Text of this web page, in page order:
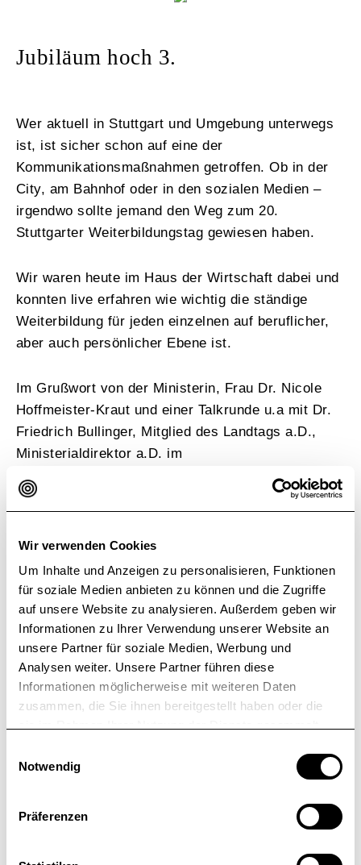
Wir verwenden Cookies
Um Inhalte und Anzeigen zu personalisieren, Funktionen
für soziale Medien anbieten zu können und die Zugriffe
auf unsere Website zu analysieren. Außerdem geben wir
Informationen zu Ihrer Verwendung unserer Website an
unsere Partner für soziale Medien, Werbung und
Analysen weiter. Unsere Partner führen diese
Informationen möglicherweise mit weiteren Daten
zusammen, die Sie ihnen bereitgestellt haben oder die
Notwendig
Präferenzen
Jubiläum hoch 3.
Wer aktuell in Stuttgart und Umgebung unterwegs
ist, ist sicher schon auf eine der
Kommunikationsmaßnahmen getroffen. Ob in der
City, am Bahnhof oder in den sozialen Medien –
irgendwo sollte jemand den Weg zum 20.
Stuttgarter Weiterbildungstag gewiesen haben.
Wir waren heute im Haus der Wirtschaft dabei und
konnten live erfahren wie wichtig die ständige
Weiterbildung für jeden einzelnen auf beruflicher,
aber auch persönlicher Ebene ist.
Im Grußwort von der Ministerin, Frau Dr. Nicole
Hoffmeister-Kraut und einer Talkrunde u.a mit Dr.
Friedrich Bullinger, Mitglied des Landtags a.D.,
Ministerialdirektor a.D. im
Wirtschaftsministerium Baden-Württemberg, Frau
Dr. Susanne Koch, Geschäftsführerin der
Bundesagentur für Arbeit und Raiko Grieb, dem
neuen Referatsleiter im Ministerium für Wirtschaft,
Arbeit und Tourismus BW gab es spannende
Einblicke in die Entwicklung der Weiterbildung in
Baden-Württemberg – gestern heute, morgen.
Wir schließen uns an und sagen: Weiter geht’s!